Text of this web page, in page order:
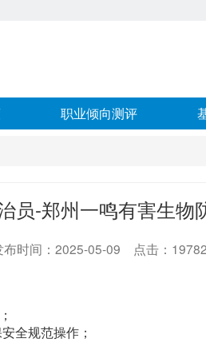
职业倾向测评
员-郑州一鸣有害生物
布时间：2025-05-09 点击：
全规范操作；